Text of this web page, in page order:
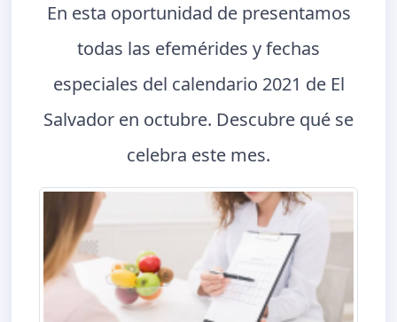
En esta oportunidad de presentamos
todas las efemérides y fechas
especiales del calendario 2021 de El
Salvador en octubre. Descubre qué se
celebra este mes.